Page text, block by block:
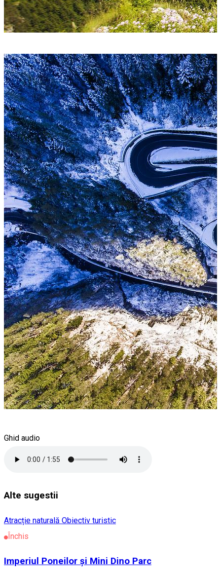
Ghid audio
Alte sugestii
Atracție naturală Obiectiv turistic
Închis
Imperiul Poneilor și Mini Dino Parc